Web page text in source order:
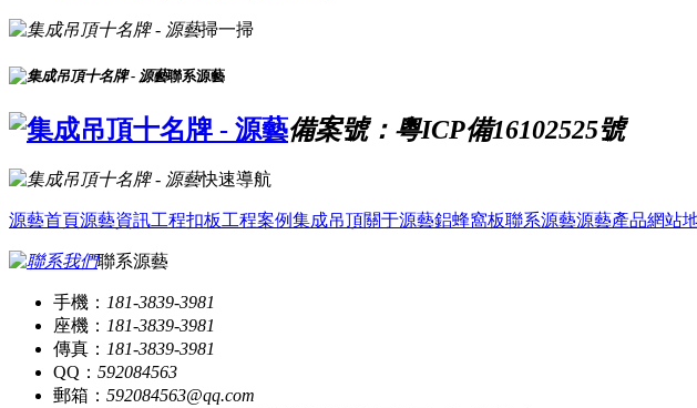
掃一掃
聯系源藝
備案號：粵ICP備16102525號
快速導航
源藝首頁源藝資訊工程扣板工程案例集成吊頂關于源藝鋁蜂窩板聯系源藝源藝產品網站
聯系源藝
手機： 181-3839-3981
座機： 181-3839-3981
傳真： 181-3839-3981
QQ： 592084563
郵箱： 592084563@qq.com